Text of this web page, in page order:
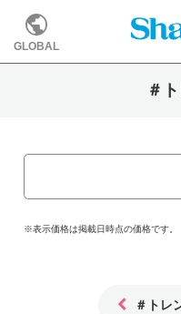
GLOBAL
＃
※表示価格は掲載日時点の価格です。
＃トレ